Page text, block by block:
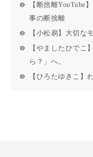
【断捨離YouTube
事の断捨離
【小松易】大切な
【やましたひでこ
ら？」へ。
【ひろたゆきこ】